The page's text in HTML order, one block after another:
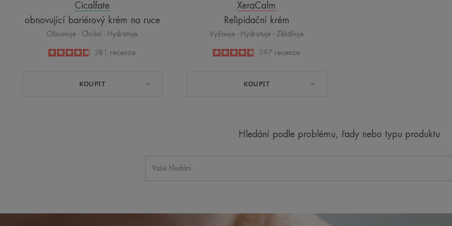
Cicalfate
obnovující bariérový krém na ruce
Obnovuje - Chrání - Hydratuje
4.8
/
5
281 recenze
KOUPIT
XeraCalm
Relipidační krém
Vyživuje - Hydratuje - Zklidňuje
4.8
/
5
397 recenze
KOUPIT
Hledání podle problému, řady nebo typu produktu